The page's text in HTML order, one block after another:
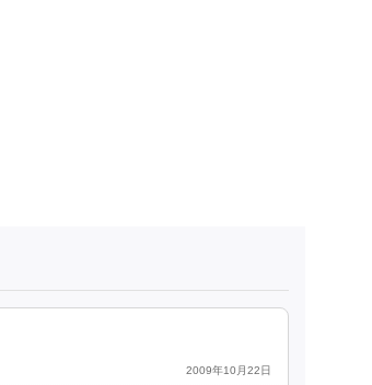
2009年10月22日